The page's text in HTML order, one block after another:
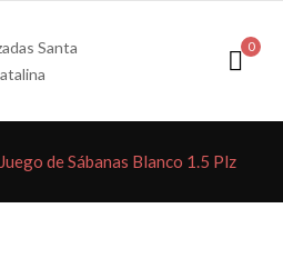
0
Juego de Sábanas Blanco 1.5 Plz